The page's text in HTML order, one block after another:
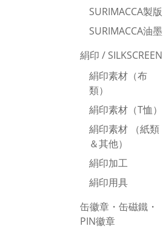
SURIMACCA製版
SURIMACCA油墨
絹印 / SILKSCREEN
絹印素材（布
類）
絹印素材（T恤）
絹印素材 （紙類
＆其他）
絹印加工
絹印用具
缶徽章・缶磁鐵・
PIN徽章